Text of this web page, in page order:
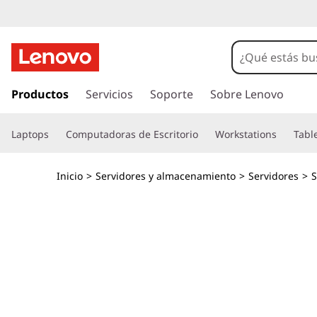
e
n
o
v
r
c
Productos Servicios Soporte Sobre Lenovo
Laptops Computadoras de Escritorio Workstations
Inicio > Servidores y almacenamiento > Servidores >